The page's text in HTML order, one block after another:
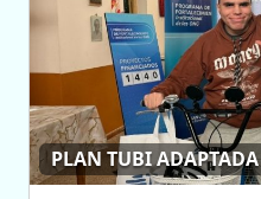
PLAN TUBI ADAPTADA